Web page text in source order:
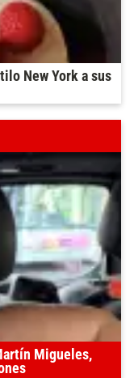
New York a sus
Migueles,